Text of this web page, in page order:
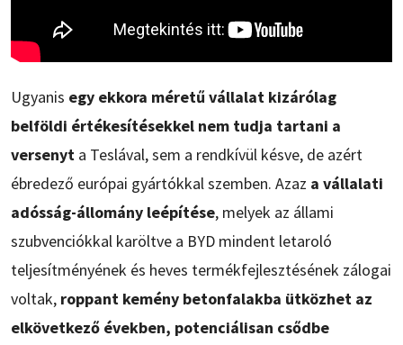
Ugyanis egy ekkora méretű vállalat kizárólag
belföldi értékesítésekkel nem tudja tartani a
versenyt a Teslával, sem a rendkívül késve, de azért
ébredező európai gyártókkal szemben. Azaz a vállalati
adósság-állomány leépítése, melyek az állami
szubvenciókkal karöltve a BYD mindent letaroló
teljesítményének és heves termékfejlesztésének zálogai
voltak, roppant kemény betonfalakba ütközhet az
elkövetkező években, potenciálisan csődbe